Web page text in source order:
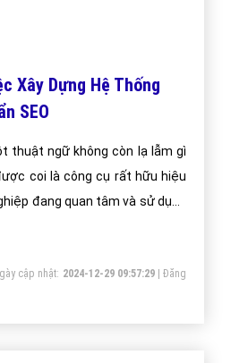
Xây Dựng Hệ Thống
SEO
thuật ngữ không còn lạ lẫm gì
coi là công cụ rất hữu hiệu
đang quan tâm và sử dụng
cập nhật: 2024-12-29 09:57:29|Đăng